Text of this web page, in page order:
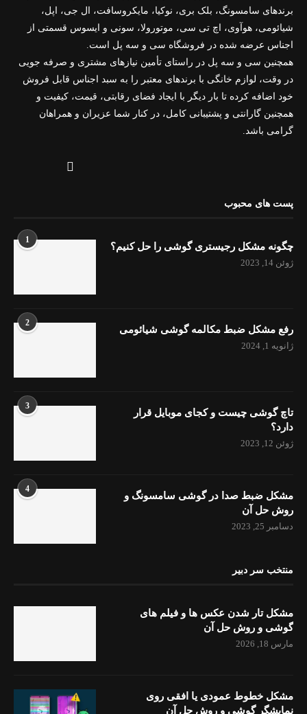
برندهای سامسونگ، بلک بری، نوکیا، مایکروسافت، ال جی، اپل،
شیائومی، هوآوی، اچ تی سی، موتورولا، سونی و ایسوس قسمتی از
اجناس عرضه شده در فروشگاه سی و سه پل است.
همچنین سی و سه پل در راستای تأمین نیازهای مشتری و صرفه جویی
در وقت، لوازم خانگی با برندهای معتبر را به سبد اجناس قابل فروش
خود اضافه کرده تا بار دیگر با ایجاد فضای رقابتی، قیمت، کیفیت و
همچنین گارانتی و پشتیبانی کامل، در کنار شما عزیران و همراهان
گرامی باشد.
پست های محبوب
1
چگونه مشکل رجیستری گوشی را حل کنیم؟
ژوئن 14, 2023
2
رفع مشکل ضبط مکالمه گوشی شیائومی
ژانویه 1, 2024
3
تاچ گوشی چیست و کجای موبایل قرار
دارد؟
ژوئن 12, 2023
4
مشکل ضبط صدا در گوشی سامسونگ و
روش حل آن
دسامبر 25, 2023
منتخب سر دبیر
مشکل تار شدن عکس ها و فیلم های
گوشی و روش حل آن
مارس 18, 2026
مشکل خطوط عمودی یا افقی روی
نمایشگر گوشی و روش حل آن